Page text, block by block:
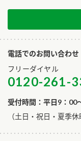
電話でのお問い合わせ
フリーダイヤル
0120-261-
受付時間：平日9：00
（土日・祝日・夏季